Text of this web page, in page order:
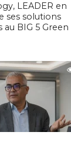
LEADER en
ses solutions
BIG 5 Green